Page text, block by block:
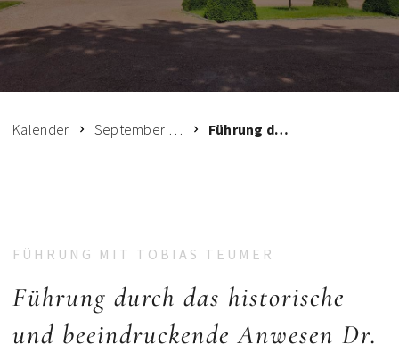
Kalender September 2026 Führung durch das historische und beeindruckende Anwesen Dr. Karl Georg Wolf - Das Wolfsbrunn
FÜHRUNG MIT TOBIAS TEUMER
Führung durch das historische
und beeindruckende Anwesen Dr.